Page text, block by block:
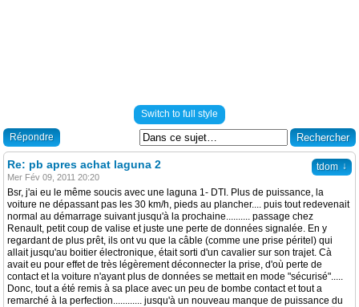
Switch to full style
Répondre
tdom ↓
Re: pb apres achat laguna 2
Mer Fév 09, 2011 20:20
Bsr, j'ai eu le même soucis avec une laguna 1- DTI. Plus de puissance, la
voiture ne dépassant pas les 30 km/h, pieds au plancher.... puis tout redevenait
normal au démarrage suivant jusqu'à la prochaine.......... passage chez
Renault, petit coup de valise et juste une perte de données signalée. En y
regardant de plus prêt, ils ont vu que la câble (comme une prise péritel) qui
allait jusqu'au boitier électronique, était sorti d'un cavalier sur son trajet. Cà
avait eu pour effet de très légèrement déconnecter la prise, d'où perte de
contact et la voiture n'ayant plus de données se mettait en mode "sécurisé".....
Donc, tout a été remis à sa place avec un peu de bombe contact et tout a
remarché à la perfection............ jusqu'à un nouveau manque de puissance du